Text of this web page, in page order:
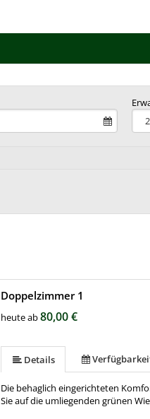
Doppelzimmer 1
heute ab80,00 €
Details
Die behaglich eingerichteten
Sie auf die umliegenden grünen